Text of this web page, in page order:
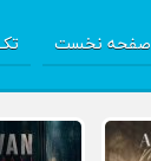
صفحه نخست